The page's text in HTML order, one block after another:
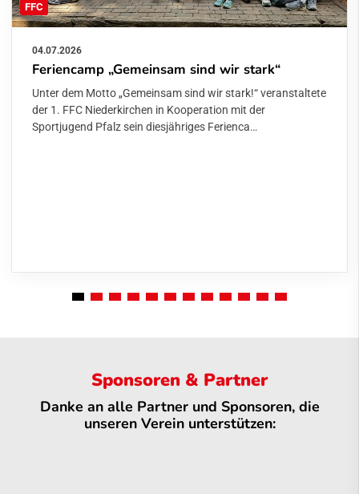
FFC
04.07.2026
Feriencamp „Gemeinsam sind wir stark“
Unter dem Motto „Gemeinsam sind wir stark!“ veranstaltete
der 1. FFC Niederkirchen in Kooperation mit der
Sportjugend Pfalz sein diesjähriges Ferienca…
Sponsoren & Partner
Danke an alle Partner und Sponsoren, die
unseren Verein unterstützen: